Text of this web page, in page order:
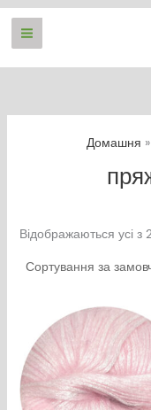
Перейти
Домашня
Відображаються усі з